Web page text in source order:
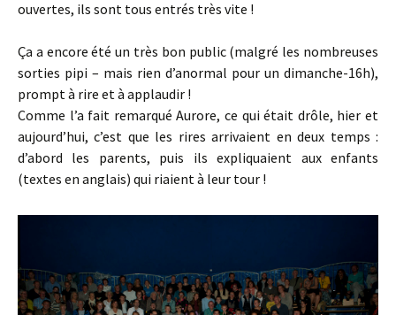
ouvertes, ils sont tous entrés très vite !
Ça a encore été un très bon public (malgré les nombreuses
sorties pipi – mais rien d’anormal pour un dimanche-16h),
prompt à rire et à applaudir !
Comme l’a fait remarqué Aurore, ce qui était drôle, hier et
aujourd’hui, c’est que les rires arrivaient en deux temps :
d’abord les parents, puis ils expliquaient aux enfants
(textes en anglais) qui riaient à leur tour !